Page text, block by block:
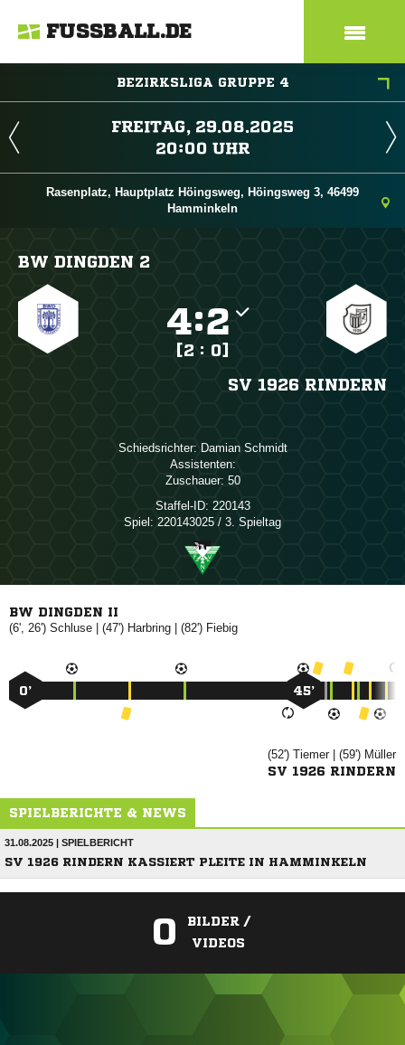
FUSSBALL.DE
BEZIRKSLIGA GRUPPE 4
 
 
Rasenplatz, Hauptplatz Höingsweg, Höingsweg 3, 46499
Hamminkeln
BW DINGDEN 2
:
[2 : 0]
SV 1926 RINDERN
Schiedsrichter:  
Assistenten:
Zuschauer: 50
Staffel-ID: 220143
Spiel: 220143025 / 3. Spieltag
BW DINGDEN II
(6', 26')  | (47')  | (82') 
0’ 45’
(52') | (59') 
SV 1926 RINDERN
SPIELBERICHTE & NEWS
31.08.2025 | SPIELBERICHT
SV 1926 RINDERN KASSIERT PLEITE IN HAMMINKELN
0
BILDER /
VIDEOS